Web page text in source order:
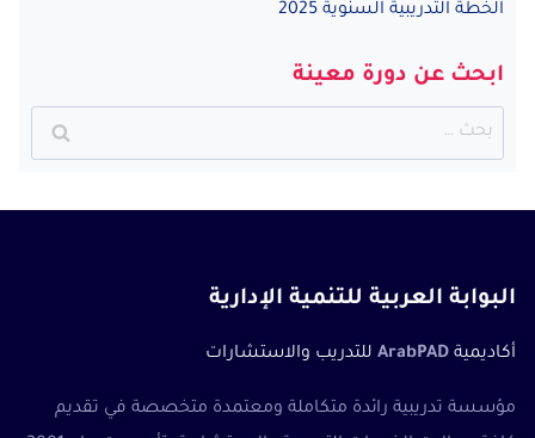
الخطة التدريبية السنوية 2025
ابحث عن دورة معينة
البحث
عن:
البوابة العربية للتنمية الإدارية
أكاديمية ArabPAD للتدريب والاستشارات
مؤسسة تدريبية رائدة متكاملة ومعتمدة متخصصة في تقديم